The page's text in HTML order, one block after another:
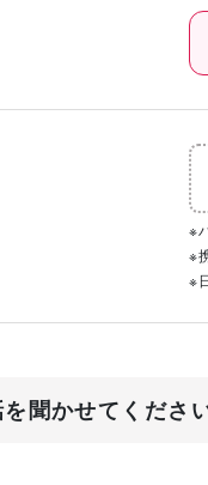
※
※
※
聞かせてください